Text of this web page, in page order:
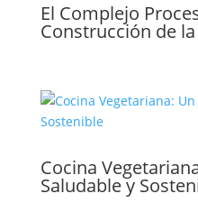
El Complejo
Construcción de
Cocina
Saludable y